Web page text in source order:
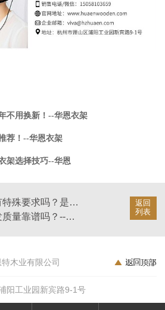
不用换新！--华恩衣架
荐！--华恩衣架
架选择技巧--华恩
返回
列表
大衣柜衣架有特殊要求吗？是不是必须是实木材质？--华恩
品牌衣架批发质量靠谱吗？--华恩
木业有限公司
阳工业园新宾路9-1号